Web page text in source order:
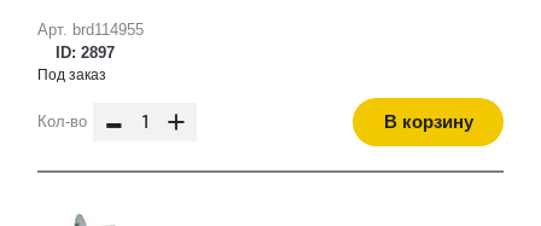
Арт. brd114955
ID: 2897
Под заказ
Кол-во - + В корзину